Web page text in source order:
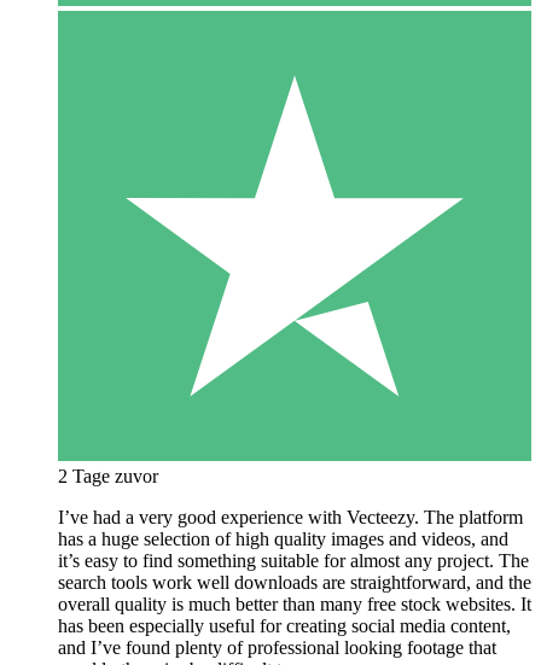
2 Tage zuvor
I’ve had a very good experience with Vecteezy. The platform
has a huge selection of high quality images and videos, and
it’s easy to find something suitable for almost any project. The
search tools work well downloads are straightforward, and the
overall quality is much better than many free stock websites. It
has been especially useful for creating social media content,
and I’ve found plenty of professional looking footage that